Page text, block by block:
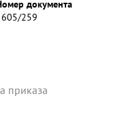
документа
605/259
приказа